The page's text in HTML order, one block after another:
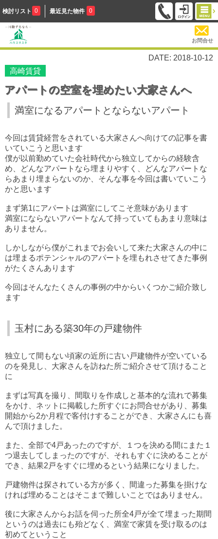
検討リスト 0 最近見た物件 0
お問合せ
DATE: 2018-10-12
高崎賃貸
アパートの空室を埋めたい大家さんへ
満室になるアパートとならないアパート
今回は賃貸経営をされている大家さんへ向けての記事を書
いていこうと思います
僕が以前勤めていた会社時代から独立してからの経験含
め、どんなアパートなら埋まりやすく、どんなアパートな
らあまり埋まらないのか、そんな事を今回は書いていこう
かと思います
まず第1にアパートは満室にしてこそ意味があります
満室にならないアパートなんて持っていてもあまり意味は
ありません。
しかしながら僕がこれまでお会いして来た大家さんの中に
は埋まるポテンシャルのアパートを埋もれさせてきた事例
がたくさんあります
今回はそんなたくさんの事例の中からいくつかご紹介致し
ます
玉村にある築30年の戸建物件
独立して間もない頃家の近所に古い戸建物件が空いている
のを発見し、大家さんを訪ねた所ご紹介させて頂けること
に
まずは写真を撮り、間取りを作成しと基本的な流れで募集
をかけ、ネットに掲載した所すぐにお問合せがあり、募集
開始から2か月程で客付けすることができ、大家さんにも喜
んで頂けました。
また、全部で4戸あったのですが、１つを決める間にまた１
つ退去してしまったのですが、それもすぐに決めることが
でき、結果2戸をすぐに埋めるという結果になりました。
戸建物件は探されている方が多く、間違った募集を掛けな
ければ埋めることはそこまで難しいことではありません。
後に大家さんからお話を伺った所全4戸が全て埋まった期間
というのは過去にも殆どなく、満室で家賃を受け取るのは
初めてということ